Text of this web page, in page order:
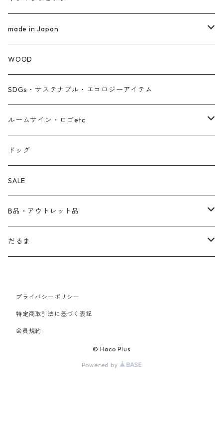
ブックカバー
クリアファイル
ハーブティー
食品
薬膳茶 YAKUZEN CHA
made in Japan
WEAR
TOPS
Pants
TABLE WEAR
Handmade Accessories
Washcloth
Interior
だるま
For Body
WOOD
SDGs・サステナブル・エコロジーアイテム
ルームサイン・ロゴetc
ルームサイン
ロゴ
ドッグ
SALE
B品・アウトレット品
陶器
だるま
オーダー
プライバシーポリシー
特定商取引法に基づく表記
会員規約
© Haco Plus
Powered by